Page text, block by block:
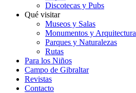
Discotecas y Pubs
Qué visitar
Museos y Salas
Monumentos y Arquitectura
Parques y Naturalezas
Rutas
Para los Niños
Campo de Gibraltar
Revistas
Contacto